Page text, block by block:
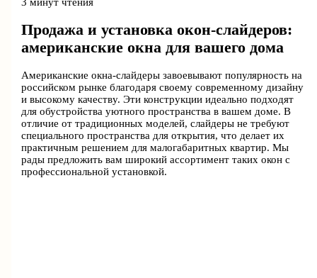
Продажа и установка окон-слайдеров:
американские окна для вашего дома
Американские окна-слайдеры завоевывают популярность на
российском рынке благодаря своему современному дизайну
и высокому качеству. Эти конструкции идеально подходят
для обустройства уютного пространства в вашем доме. В
отличие от традиционных моделей, слайдеры не требуют
специального пространства для открытия, что делает их
практичным решением для малогабаритных квартир. Мы
рады предложить вам широкий ассортимент таких окон с
профессиональной установкой.